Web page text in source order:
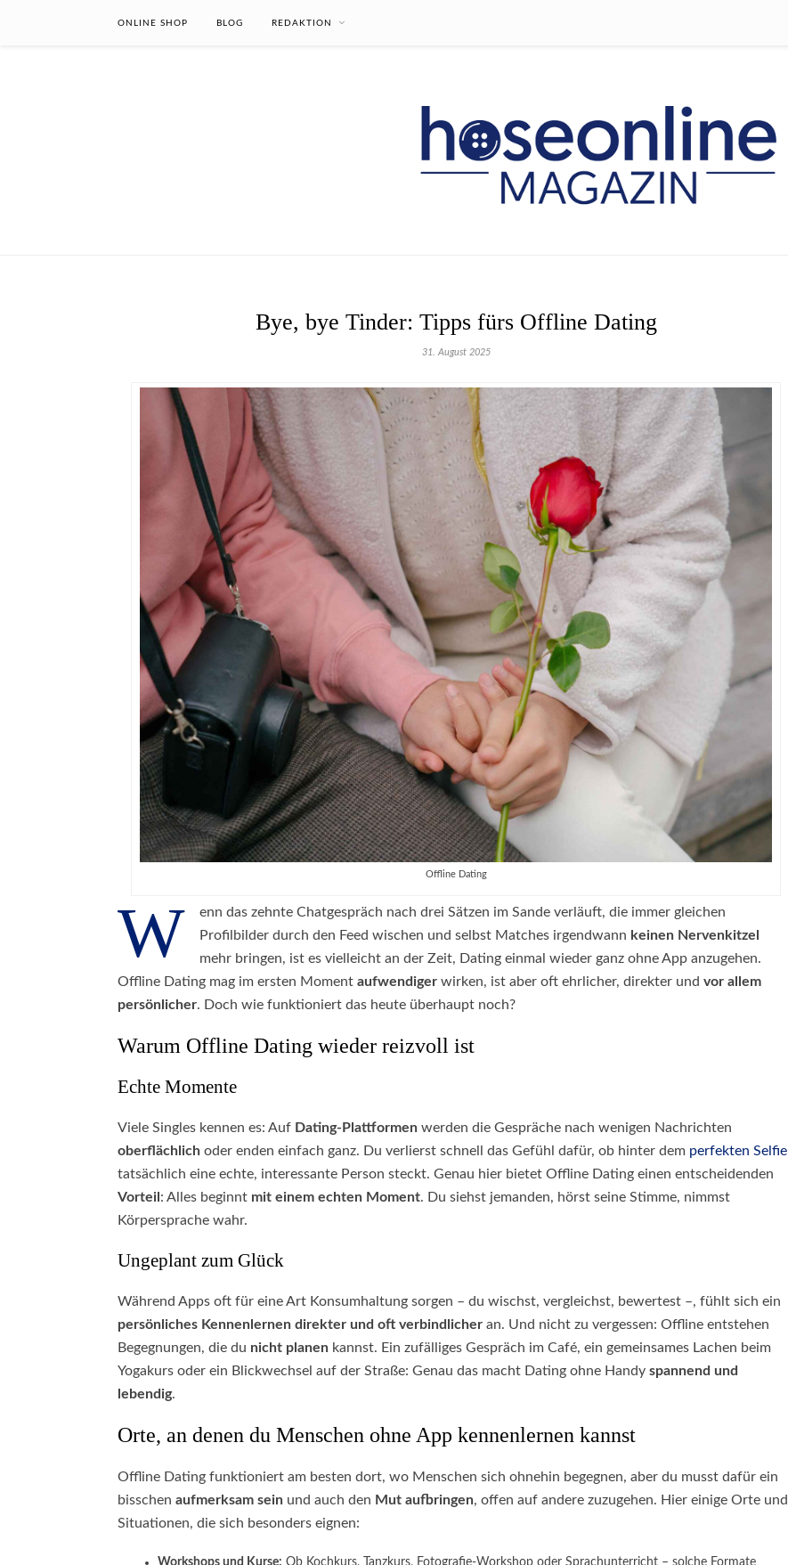
ONLINE SHOP BLOG REDAKTION
Bye, bye Tinder: Tipps fürs Offline Dating
31. August 2025
Offline Dating
W
enn das zehnte Chatgespräch nach drei Sätzen im Sande verläuft, die immer gleichen
Profilbilder durch den Feed wischen und selbst Matches irgendwann keinen Nervenkitzel
mehr bringen, ist es vielleicht an der Zeit, Dating einmal wieder ganz ohne App anzugehen.
Offline Dating mag im ersten Moment aufwendiger wirken, ist aber oft ehrlicher, direkter und vor allem
persönlicher. Doch wie funktioniert das heute überhaupt noch?
Warum Offline Dating wieder reizvoll ist
Echte Momente
Viele Singles kennen es: Auf Dating-Plattformen werden die Gespräche nach wenigen Nachrichten
oberflächlich oder enden einfach ganz. Du verlierst schnell das Gefühl dafür, ob hinter dem perfekten Selfie
tatsächlich eine echte, interessante Person steckt. Genau hier bietet Offline Dating einen entscheidenden
Vorteil : Alles beginnt mit einem echten Moment. Du siehst jemanden, hörst seine Stimme, nimmst
Körpersprache wahr.
Ungeplant zum Glück
Während Apps oft für eine Art Konsumhaltung sorgen – du wischst, vergleichst, bewertest –, fühlt sich ein
persönliches Kennenlernen direkter und oft verbindlicher an. Und nicht zu vergessen: Offline entstehen
Begegnungen, die du nicht planen kannst. Ein zufälliges Gespräch im Café, ein gemeinsames Lachen beim
Yogakurs oder ein Blickwechsel auf der Straße: Genau das macht Dating ohne Handy spannend und
lebendig.
Orte, an denen du Menschen ohne App kennenlernen kannst
Offline Dating funktioniert am besten dort, wo Menschen sich ohnehin begegnen, aber du musst dafür ein
bisschen aufmerksam sein und auch den Mut aufbringen, offen auf andere zuzugehen. Hier einige Orte und
Situationen, die sich besonders eignen: